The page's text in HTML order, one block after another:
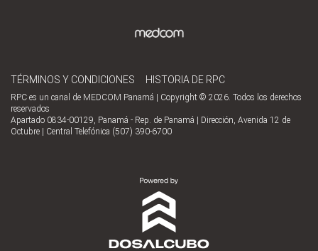
TÉRMINOS Y CONDICIONES HISTORIA DE RPC
RPC es un canal de MEDCOM Panamá | Copyright © 2026. Todos los derechos
reservados
Apartado 0834-00129, Panamá - Rep. de Panamá | Dirección, Avenida 12 de
Octubre | Central Telefónica (507) 390-6700